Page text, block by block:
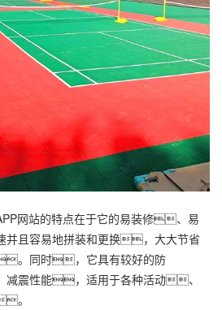
网站的特点在于它的易装修、易
且容易地拼装和更换，大大节省
。同时，它具有较好的防
性能，适用于各种活动、
。